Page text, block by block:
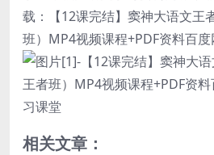
载：【12课完结】窦神大语文王
班）MP4视频课程+PDF资料百度
相关文章：